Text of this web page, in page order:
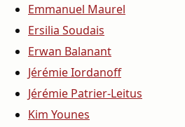
Emmanuel Maurel
Ersilia Soudais
Erwan Balanant
Jérémie Iordanoff
Jérémie Patrier-Leitus
Kim Younes